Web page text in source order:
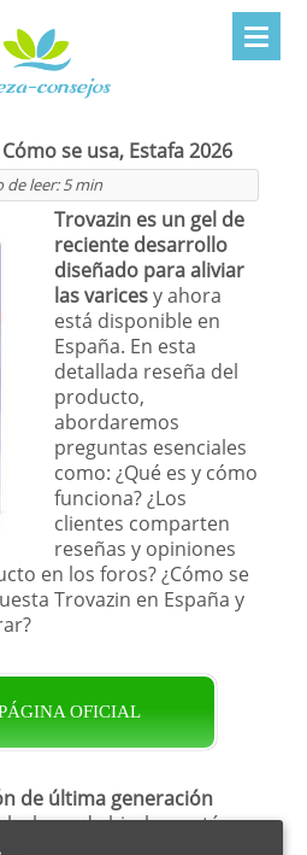
se usa, Estafa 2026
de leer:5 min
Trovazin es un gel de
reciente desarrollo
diseñado para aliviar
las varicesy ahora
está disponible en
España. En esta
detallada reseña del
producto,
abordaremos
preguntas esenciales
como: ¿Qué es y cómo
funciona? ¿Los
clientes comparten
reseñas y opiniones
en los foros? ¿Cómo se
Trovazin en España y
OFICIAL
de última generación
a base de hierbas está
los